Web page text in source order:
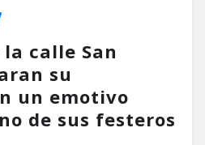
calle San
su
un emotivo
de sus festeros